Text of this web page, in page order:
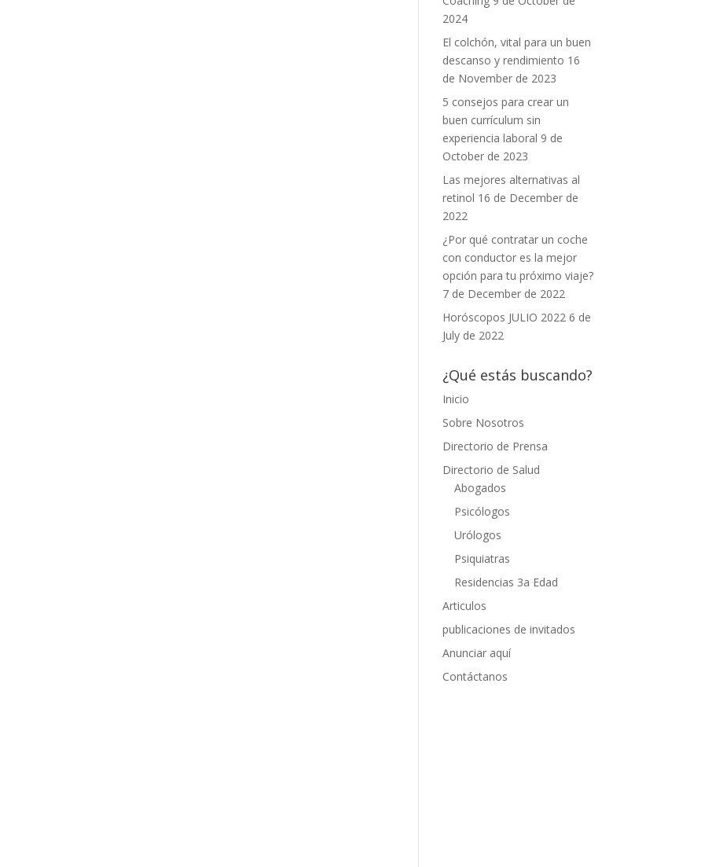
2024
El colchón, vital para un buen
descanso y rendimiento 16
de November de 2023
5 consejos para crear un
buen currículum sin
experiencia laboral 9 de
October de 2023
Las mejores alternativas al
retinol 16 de December de
2022
¿Por qué contratar un coche
con conductor es la mejor
opción para tu próximo viaje?
7 de December de 2022
Horóscopos JULIO 2022 6 de
July de 2022
¿Qué estás buscando?
Inicio
Sobre Nosotros
Directorio de Prensa
Directorio de Salud
Abogados
Psicólogos
Urólogos
Psiquiatras
Residencias 3a Edad
Articulos
publicaciones de invitados
Anunciar aquí
Contáctanos